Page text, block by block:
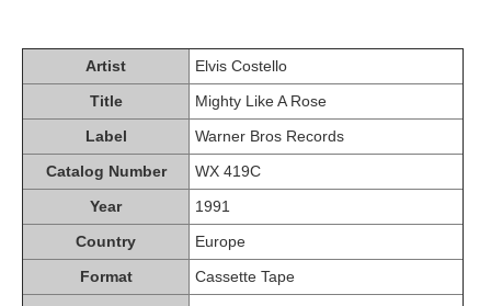
Artist
Elvis Costello
Title
Mighty Like A Rose
Label
Warner Bros Records
Catalog Number
WX 419C
Year
1991
Country
Europe
Format
Cassette Tape